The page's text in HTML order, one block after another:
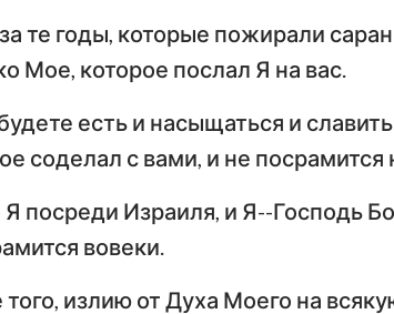
те годы, которые пожирали
Мое, которое послал Я на вас.
есть и насыщаться и
соделал с вами, и не
Я посреди Израиля, и Я--Господь
вовеки.
излию от Духа Моего на